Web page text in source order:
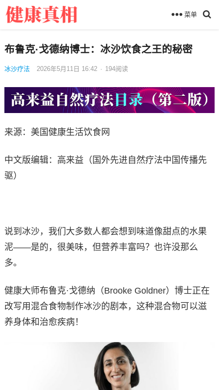
菜单
布鲁克·戈德纳博士：冰沙饮食之王的秘密
冰沙疗法 2026年5月11日 16:42 · 194阅读
来源：美国健康生活饮食网
中文版编辑：高来益（国外先进自然疗法中国传播先
驱）
说到冰沙，我们大多数人都会想到味道像甜点的水果
泥——是的，很美味，但营养丰富吗？也许没那么
多。
健康大师布鲁克·戈德纳（Brooke Goldner）博士正在
改写用混合食物制作冰沙的剧本，这种混合物可以滋
养身体和治愈疾病！